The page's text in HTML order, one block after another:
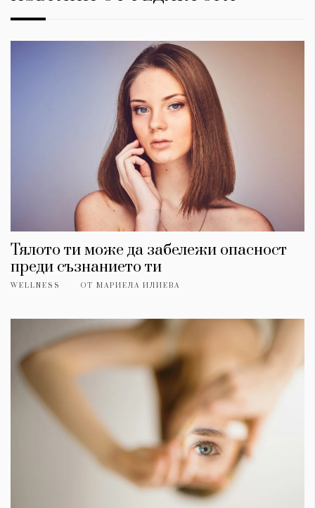
Тялото ти може да забележи опасност
преди съзнанието ти
WELLNESS ОТ МАРИЕЛА ИЛИЕВА